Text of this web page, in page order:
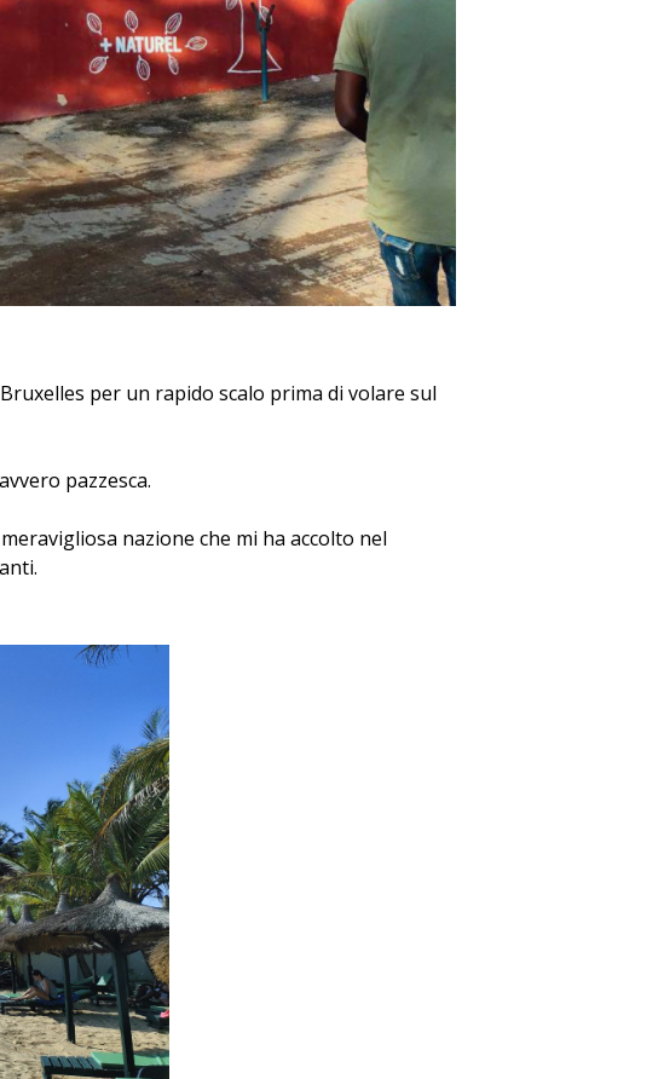
per un rapido scalo prima di volare sul
pazzesca.
nazione che mi ha accolto nel